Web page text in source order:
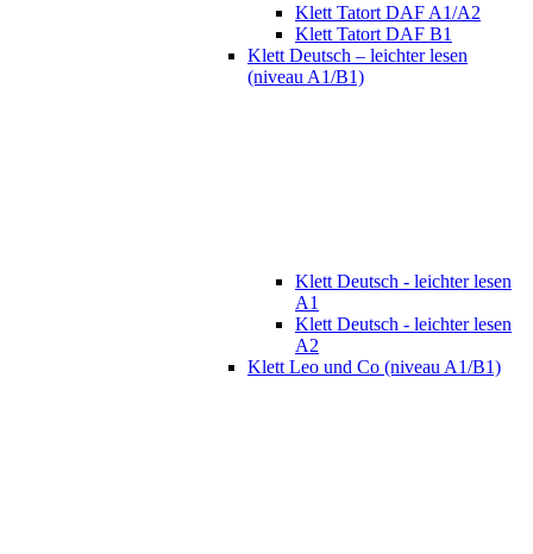
Klett Tatort DAF A1/A2
Klett Tatort DAF B1
Klett Deutsch – leichter lesen
(niveau A1/B1)
Klett Deutsch - leichter lesen
A1
Klett Deutsch - leichter lesen
A2
Klett Leo und Co (niveau A1/B1)